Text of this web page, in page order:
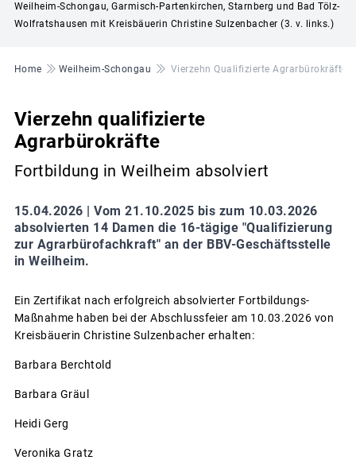
Weilheim-Schongau, Garmisch-Partenkirchen, Starnberg und Bad Tölz-
Wolfratshausen mit Kreisbäuerin Christine Sulzenbacher (3. v. links.)
Pfadnavigation
Home Weilheim-Schongau Vierzehn Qualifizierte Agrarbürokräfte
Vierzehn qualifizierte
Agrarbürokräfte
Fortbildung in Weilheim absolviert
15.04.2026 | Vom 21.10.2025 bis zum 10.03.2026
absolvierten 14 Damen die 16-tägige "Qualifizierung
zur Agrarbürofachkraft" an der BBV-Geschäftsstelle
in Weilheim.
Ein Zertifikat nach erfolgreich absolvierter Fortbildungs-
Maßnahme haben bei der Abschlussfeier am 10.03.2026 von
Kreisbäuerin Christine Sulzenbacher erhalten:
Barbara Berchtold
Barbara Gräul
Heidi Gerg
Veronika Gratz